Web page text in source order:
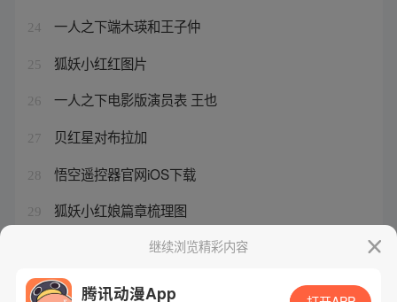
24 一人之下端木瑛和王子仲
25 狐妖小红红图片
26 一人之下电影版演员表 王也
27 贝红星对布拉加
28 悟空遥控器官网iOS下载
29 狐妖小红娘篇章梳理图
一人之下有番外篇吗继续浏览精彩内容
腾讯动漫App